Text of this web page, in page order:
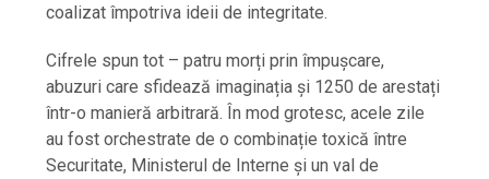
coalizat împotriva ideii de integritate.
Cifrele spun tot – patru morți prin împușcare,
abuzuri care sfidează imaginația și 1250 de arestați
într-o manieră arbitrară. În mod grotesc, acele zile
au fost orchestrate de o combinație toxică între
Securitate, Ministerul de Interne și un val de